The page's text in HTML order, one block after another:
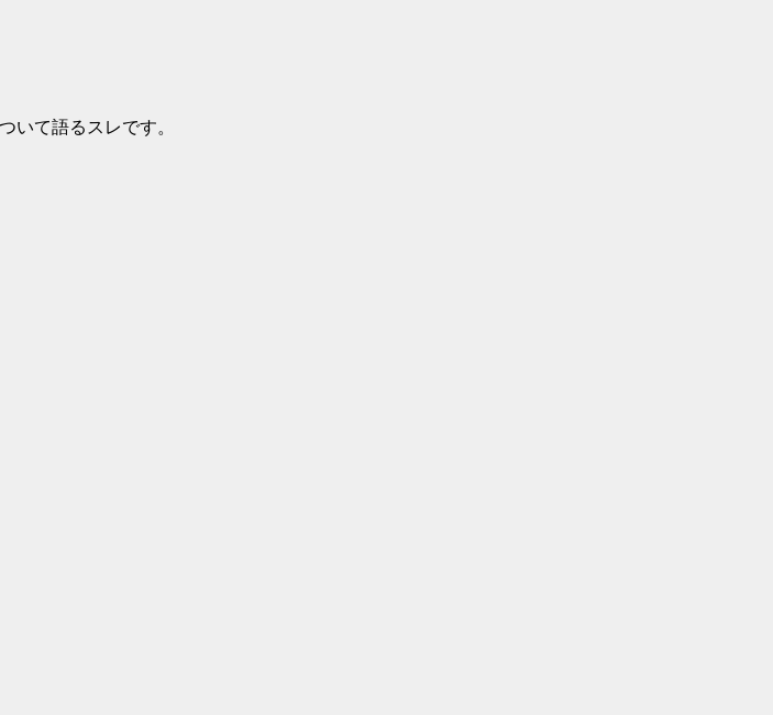
いて語るスレです。